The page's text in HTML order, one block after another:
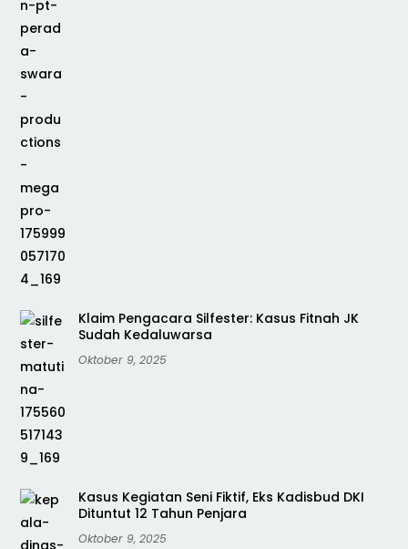
Klaim Pengacara Silfester: Kasus Fitnah JK
Sudah Kedaluwarsa
Oktober 9, 2025
Kasus Kegiatan Seni Fiktif, Eks Kadisbud DKI
Dituntut 12 Tahun Penjara
Oktober 9, 2025